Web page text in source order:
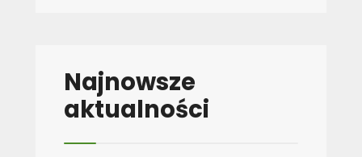
Najnowsze
aktualności